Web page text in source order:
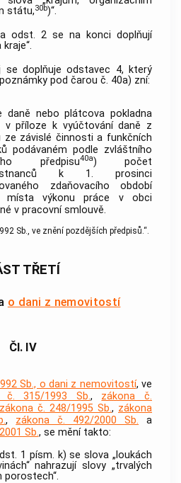
státu,30b)“.
odst. 2 se na konci doplňují
kraje“.
se doplňuje odstavec 4, který
pod čarou č. 40a) zní:
daně nebo plátcova pokladna
v příloze k vyúčtování daně z
ze závislé činnosti a funkčních
podávaném podle zvláštního
předpisu40a) počet
k 1. prosinci
zdaňovacího období
místa výkonu práce v obci
v pracovní smlouvě.
Sb., ve znění pozdějších předpisů.“.
TŘETÍ
o dani z nemovitostí
Čl. IV
Sb., o dani z nemovitostí, ve
č. 315/1993 Sb., zákona č.
zákona č. 248/1995 Sb., zákona
, zákona č. 492/2000 Sb. a
Sb., se mění takto:
1 písm. k) se slova „loukách
nahrazují slovy „trvalých
porostech“.